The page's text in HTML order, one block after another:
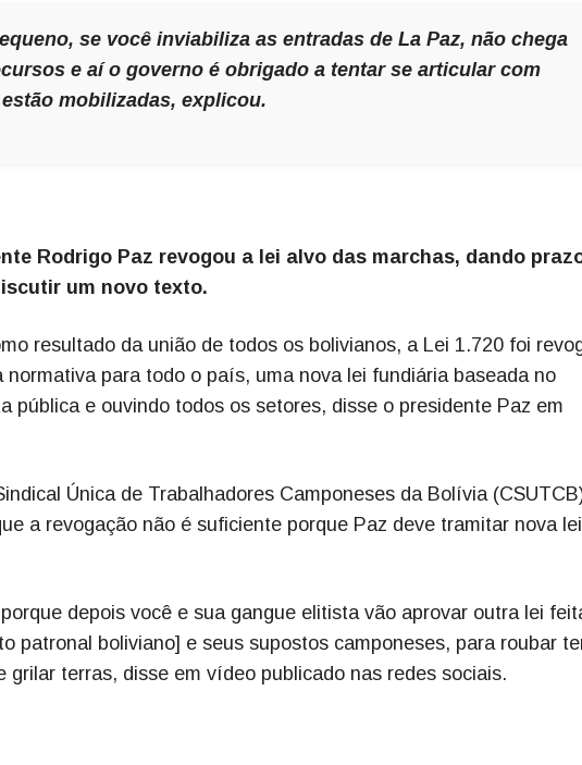
se você inviabiliza as entradas de La Paz, não chega
e aí o governo é obrigado a tentar se articular com
mobilizadas, explicou.
Rodrigo Paz revogou a lei alvo das marchas, dando
um novo texto.
resultado da união de todos os bolivianos, a Lei 1.720 foi
normativa para todo o país, uma nova lei fundiária baseada no
pública e ouvindo todos os setores, disse o presidente Paz em
Única de Trabalhadores Camponeses da Bolívia
a revogação não é suficiente porque Paz deve tramitar nova
depois você e sua gangue elitista vão aprovar outra lei
patronal boliviano] e seus supostos camponeses, para roubar
grilar terras, disse em vídeo publicado nas redes sociais.